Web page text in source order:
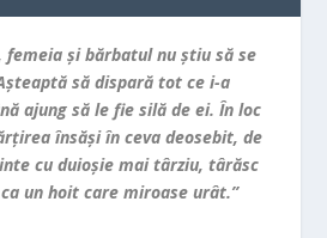
femeia şi bărbatul nu ştiu să se
să dispară tot ce i-a
ajung să le fie silă de ei. În loc
însăşi în ceva deosebit, de
cu duioşie mai târziu, târăsc
un hoit care miroase urât.”